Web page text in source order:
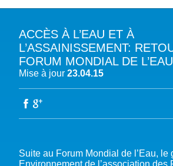
A PROPOS DU PFE
NOTRE MISSION
LES MEMBRES DU PFE
RÈGLEMENT DES COTISATIONS DES MEMBRES
NOTRE GOUVERNANCE
NOTRE PLAIDOYER MULTI-ACTEUR
L’EAU DANS LES OBJECTIFS DU
EAU & CLIMAT
WASH ROAD MAP
EAUX, SOLS, AGROÉCOLOGIE ET SÉCURITÉ
ÉVÉNEMENTS
FORUM URBAIN MONDIAL – LE CAIRE 2024
ACCÈS À L’EAU ET À
L’ASSAINISSEMENT:
FORUM MONDIAL DE L’EAU
Mise à jour 23.04.15
Suite au Forum Mondial de l’Eau, le
Environnement de l’association des